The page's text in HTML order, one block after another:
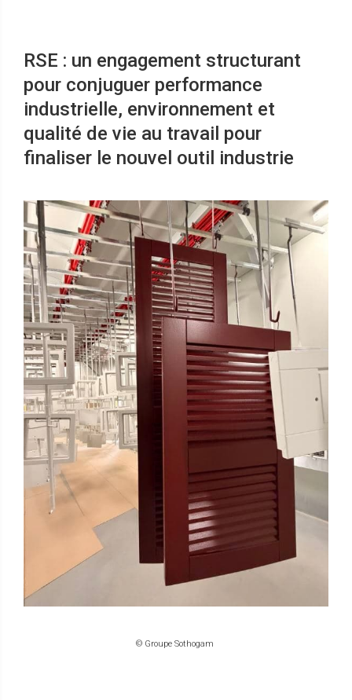
RSE : un engagement structurant
pour conjuguer performance
industrielle, environnement et
qualité de vie au travail pour
finaliser le nouvel outil industrie
© Groupe Sothogam